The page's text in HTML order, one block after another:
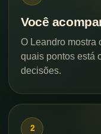
Você
O Leandro mostra
quais pontos está
decisões.